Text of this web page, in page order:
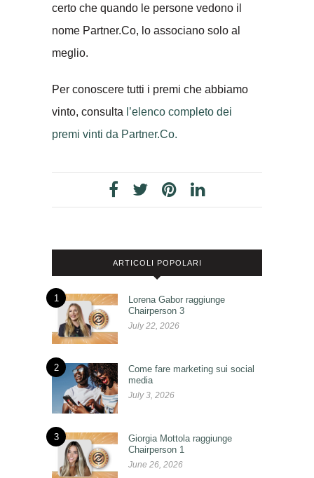
certo che quando le persone vedono il
nome Partner.Co, lo associano solo al
meglio.
Per conoscere tutti i premi che abbiamo
vinto, consulta l’elenco completo dei
premi vinti da Partner.Co.
ARTICOLI POPOLARI
1
Lorena Gabor raggiunge
Chairperson 3
July 22, 2026
2
Come fare marketing sui social
media
July 3, 2026
3
Giorgia Mottola raggiunge
Chairperson 1
June 26, 2026